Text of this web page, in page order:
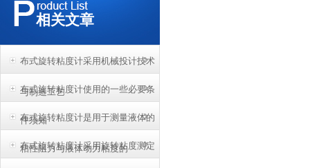
相关文章
布式旋转粘度计采用机械投计技术
与制造工艺
布式旋转粘度计使用的一些必要条
件须知
布式旋转粘度计是用于测量液体的
粘性阻力与液体动力粘度的
布式旋转粘度计采用旋转粘度测定